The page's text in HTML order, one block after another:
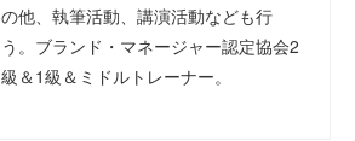
の他、執筆活動、講演活動なども行
う。ブランド・マネージャー認定協会2
級＆1級＆ミドルトレーナー。